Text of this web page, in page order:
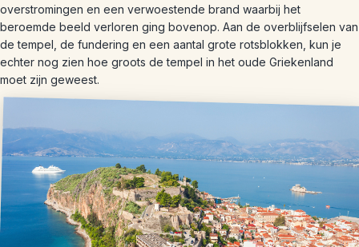
overstromingen en een verwoestende brand waarbij het
beroemde beeld verloren ging bovenop. Aan de overblijfselen van
de tempel, de fundering en een aantal grote rotsblokken, kun je
echter nog zien hoe groots de tempel in het oude Griekenland
moet zijn geweest.